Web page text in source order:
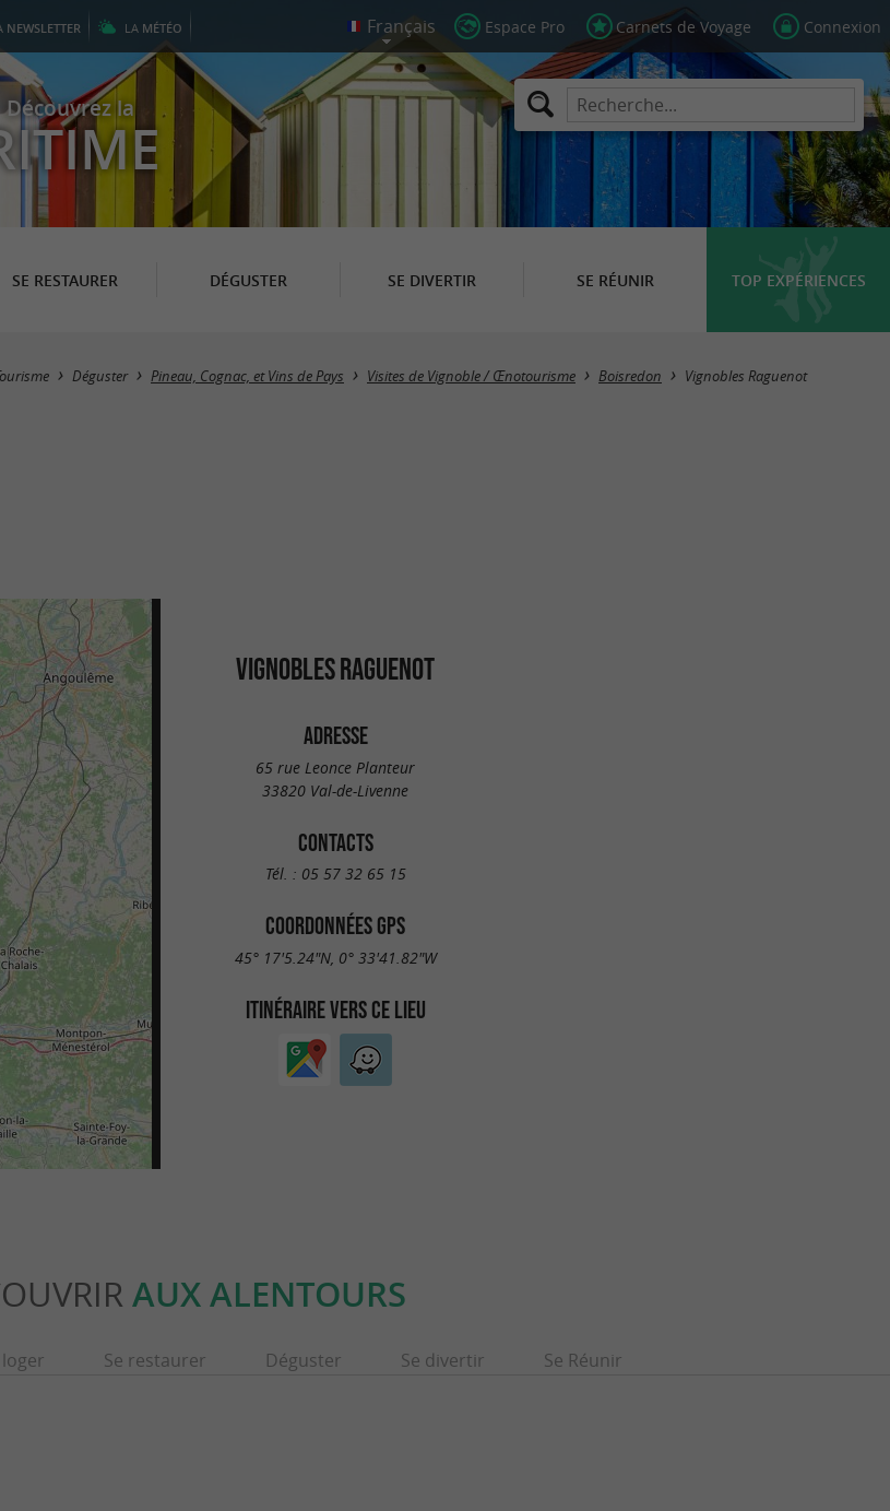
NEWSLETTER LA MÉTÉO Espace Pro Carnets de Voyage Connexion
Découvrez la
SE RESTAURER DÉGUSTER SE DIVERTIR SE RÉUNIR TOP EXPÉRIENCES
Déguster Pineau, Cognac, et Vins de Pays Visites de Vignoble / Œnotourisme Boisredon Vignobles Raguenot
VIGNOBLES RAGUENOT
ADRESSE
65 rue Leonce Planteur
33820 Val-de-Livenne
CONTACTS
Tél. : 05 57 32 65 15
COORDONNÉES GPS
45° 17'5.24"N, 0° 33'41.82"W
ITINÉRAIRE VERS CE LIEU
AUX ALENTOURS
loger Se restaurer Déguster Se divertir Se Réunir